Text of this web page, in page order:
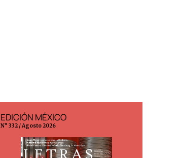
EDICIÓN MÉXICO
N° 332 / Agosto 2026